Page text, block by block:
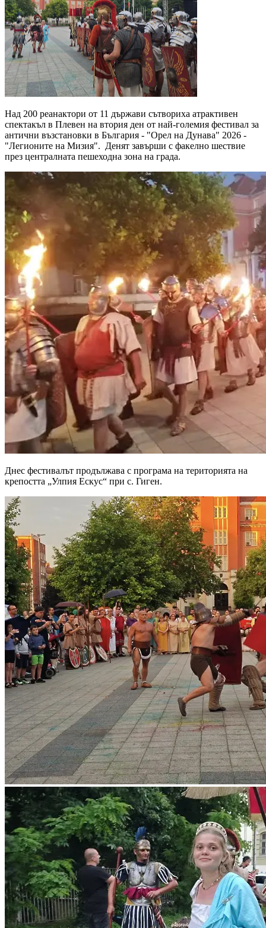
Над 200 реанактори от 11 държави сътвориха атрактивен
спектакъл в Плевен на втория ден от най-големия фестивал за
антични възстановки в България - "Орел на Дунава" 2026 -
"Легионите на Мизия". Денят завърши с факелно шествие
през централната пешеходна зона на града.
Днес фестивалът продължава с програма на територията на
крепостта „Улпия Ескус“ при с. Гиген.